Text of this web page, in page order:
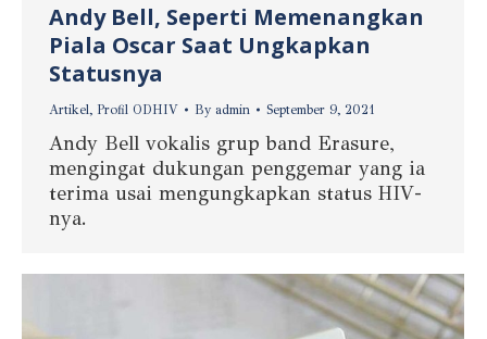
Andy Bell, Seperti Memenangkan
Piala Oscar Saat Ungkapkan
Statusnya
Artikel, Profil ODHIV By admin September 9, 2021
Andy Bell vokalis grup band Erasure,
mengingat dukungan penggemar yang ia
terima usai mengungkapkan status HIV-
nya.